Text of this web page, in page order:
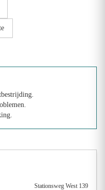
Stationsweg West 139